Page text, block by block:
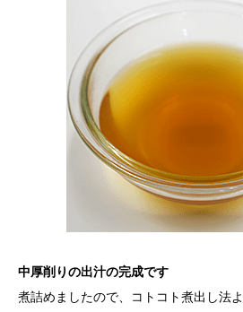
中厚削りの出汁の完成です
煮詰めましたので、コトコト煮出し法